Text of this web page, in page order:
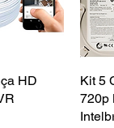
HD
Kit 5
720p